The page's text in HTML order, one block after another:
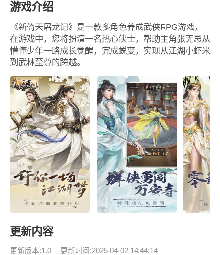
游戏介绍
《新倚天屠龙记》是一款多角色养成武侠RPG游戏，
在游戏中，您将扮演一名热心侠士，帮助主角张无忌从
懵懂少年一路成长觉醒，完成蜕变，实现从江湖小虾米
到武林至尊的跨越。
更新内容
更新版本:1.0 更新时间:2025-04-02 14:44:14